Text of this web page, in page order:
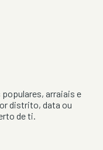
arraiais e
distrito, data ou
de ti.